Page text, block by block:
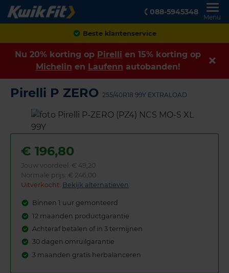
088-5945348
Menu
Achteraf betalen
Nu 20% korting op Pirelli en 15% korting op
Michelin en Laufenn autobanden!
Pirelli P ZERO 255/40R18 99Y EXTRALOAD
€ 196,80
Jouw voordeel: € 49,20
Normale prijs: € 246,00
Uitverkocht: Bekijk alternatieven
Binnen 1 uur gemonteerd
12 maanden productgarantie
Achteraf betalen of in 3 termijnen
30 dagen omruilgarantie
3 maanden gratis herbalanceren